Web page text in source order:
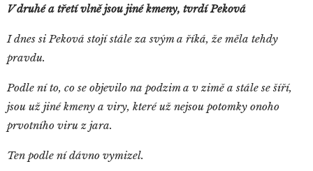
V druhé a třetí vlně jsou jiné kmeny, tvrdí Peková
I dnes si Peková stojí stále za svým a říká, že měla tehdy
pravdu.
Podle ní to, co se objevilo na podzim a v zimě a stále se šíří,
jsou už jiné kmeny a viry, které už nejsou potomky onoho
prvotního viru z jara.
Ten podle ní dávno vymizel.